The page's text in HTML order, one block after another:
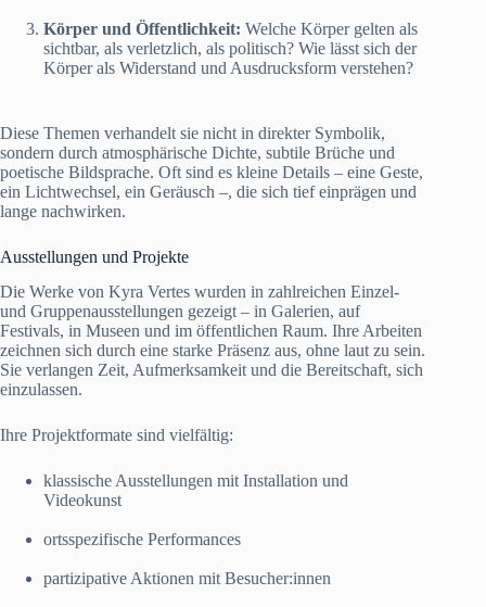
Körper und Öffentlichkeit: Welche Körper gelten als
sichtbar, als verletzlich, als politisch? Wie lässt sich der
Körper als Widerstand und Ausdrucksform verstehen?
Diese Themen verhandelt sie nicht in direkter Symbolik,
sondern durch atmosphärische Dichte, subtile Brüche und
poetische Bildsprache. Oft sind es kleine Details – eine Geste,
ein Lichtwechsel, ein Geräusch –, die sich tief einprägen und
lange nachwirken.
Ausstellungen und Projekte
Die Werke von Kyra Vertes wurden in zahlreichen Einzel-
und Gruppenausstellungen gezeigt – in Galerien, auf
Festivals, in Museen und im öffentlichen Raum. Ihre Arbeiten
zeichnen sich durch eine starke Präsenz aus, ohne laut zu sein.
Sie verlangen Zeit, Aufmerksamkeit und die Bereitschaft, sich
einzulassen.
Ihre Projektformate sind vielfältig:
klassische Ausstellungen mit Installation und
Videokunst
ortsspezifische Performances
partizipative Aktionen mit Besucher:innen